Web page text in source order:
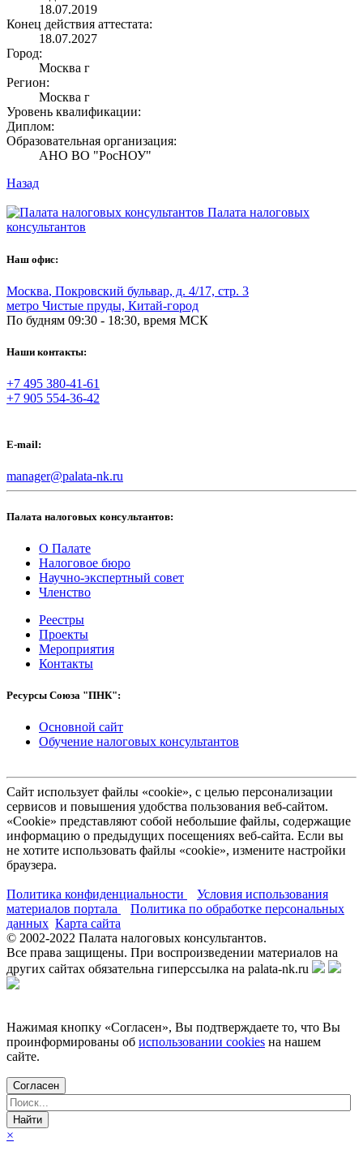
18.07.2019
Конец действия аттестата:
18.07.2027
Город:
Москва г
Регион:
Москва г
Уровень квалификации:
Диплом:
Образовательная организация:
АНО ВО "РосНОУ"
Назад
Палата налоговых
консультантов
Наш офис:
Москва, Покровский бульвар, д. 4/17, стр. 3
метро Чистые пруды, Китай-город
По будням 09:30 - 18:30, время МСК
Наши контакты:
+7 495 380-41-61
+7 905 554-36-42
E-mail:
manager@palata-nk.ru
Палата налоговых консультантов:
О Палате
Налоговое бюро
Научно-экспертный совет
Членство
Реестры
Проекты
Мероприятия
Контакты
Ресурсы Союза "ПНК":
Основной сайт
Обучение налоговых консультантов
Сайт использует файлы «cookie», с целью персонализации
сервисов и повышения удобства пользования веб-сайтом.
«Cookie» представляют собой небольшие файлы, содержащие
информацию о предыдущих посещениях веб-сайта. Если вы
не хотите использовать файлы «cookie», измените настройки
браузера.
Политика конфиденциальности
Условия использования
материалов портала
Политика по обработке персональных
данных Карта сайта
© 2002-2022 Палата налоговых консультантов.
Все права защищены. При воспроизведении материалов на
других сайтах обязательна гиперссылка на palata-nk.ru
Нажимая кнопку «Согласен», Вы подтверждаете то, что Вы
проинформированы об использовании cookies на нашем
сайте.
Согласен
×